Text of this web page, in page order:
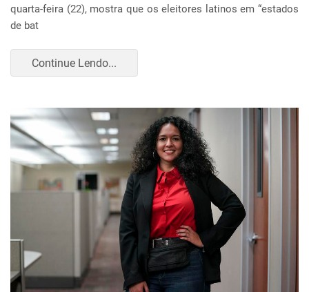
quarta-feira (22), mostra que os eleitores latinos em “estados
de bat
Continue Lendo...